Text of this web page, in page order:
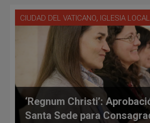
CIUDAD DEL VATICANO, IGLESIA LOCAL
‘Regnum Christi’:
Santa Sede para